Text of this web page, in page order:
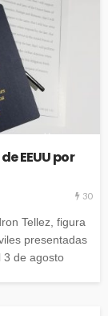
EEUU por
30
Tellez, figura
presentadas
3 de agosto